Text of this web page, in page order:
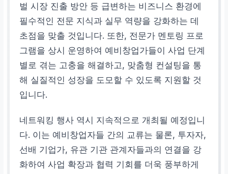
벌 시장 진출 방안 등 급변하는 비즈니스 환경에
필수적인 전문 지식과 실무 역량을 강화하는 데
초점을 맞출 것입니다. 또한, 전문가 멘토링 프로
그램을 상시 운영하여 예비창업가들이 사업 단계
별로 겪는 고충을 해결하고, 맞춤형 컨설팅을 통
해 실질적인 성장을 도모할 수 있도록 지원할 것
입니다.
네트워킹 행사 역시 지속적으로 개최될 예정입니
다. 이는 예비창업자들 간의 교류는 물론, 투자자,
선배 기업가, 유관 기관 관계자들과의 연결을 강
화하여 사업 확장과 협력 기회를 더욱 풍부하게